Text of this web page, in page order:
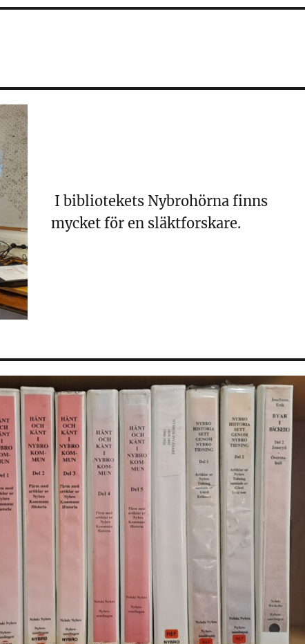
I bibliotekets Nybrohörna finns
mycket för en släktforskare.